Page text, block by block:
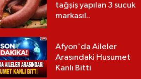
tağşiş yapılan 3 sucuk
markası!..
Afyon'da Aileler
Arasındaki Husumet
Kanlı Bitti